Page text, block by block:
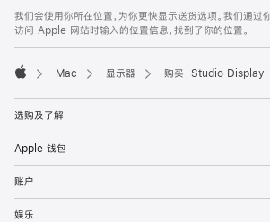
我们会使用你所在位置，为你更快显示送货选项。我们通过
访问 Apple 网站时输入的位置信息，找到了你的位置。
Mac 显示器 购买 Studio Display
选购及了解
Apple 钱包
账户
娱乐